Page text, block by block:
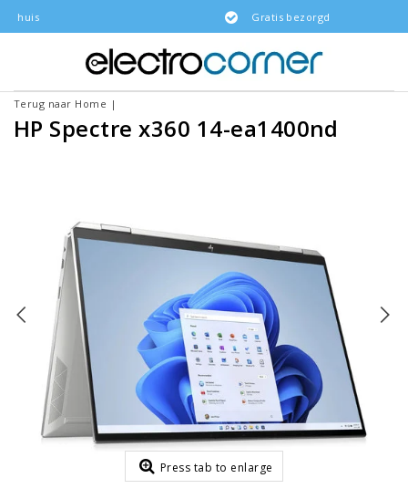
Gratis bezorgd
Terug naar Home |
HP Spectre x360 14-ea1400nd
Press tab to enlarge